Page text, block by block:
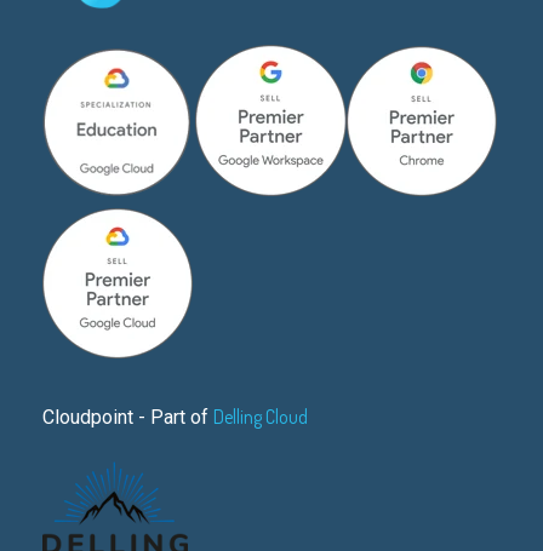
Cloudpoint - Part of Delling Cloud